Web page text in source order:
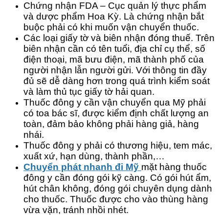
Chứng nhận FDA – Cục quản lý thực phẩm
và dược phẩm Hoa Kỳ. Là chứng nhận bắt
buộc phải có khi muốn vận chuyển thuốc.
Các loại giấy tờ và biên nhận đóng thuế. Trên
biên nhận cần có tên tuổi, địa chỉ cụ thể, số
điện thoại, mã bưu điện, mã thành phố của
người nhận lẫn người gửi. Với thông tin đầy
đủ sẽ dễ dàng hơn trong quá trình kiểm soát
và làm thủ tục giấy tờ hải quan.
Thuốc đông y cần vận chuyển qua Mỹ phải
có toa bác sĩ, được kiểm định chất lượng an
toàn, đảm bảo không phải hàng giả, hàng
nhái.
Thuốc đông y phải có thương hiệu, tem mác,
xuất xứ, hạn dùng, thành phần,…
Chuyển phát nhanh đi Mỹ mặt hàng thuốc
đông y cần đóng gói kỹ càng. Có gói hút ẩm,
hút chân không, đóng gói chuyên dụng dành
cho thuốc. Thuốc được cho vào thùng hàng
vừa vặn, tránh nhồi nhét.